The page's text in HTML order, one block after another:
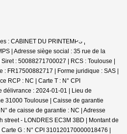
: CABINET DU PRINTEMPS | Raison
| Adresse siège social : 35 rue de la
: 50088271700027 | RCS : Toulouse |
: FR17500882717 | Forme juridique : SAS |
RCP : NC | Carte T : N° CPI
: 2024-01-01 | Lieu de
31000 Toulouse | Caisse de garantie
de caisse de garantie : NC | Adresse
street - LONDRES EC3M 3BD | Montant de
G : N° CPI 310120170000018476 |